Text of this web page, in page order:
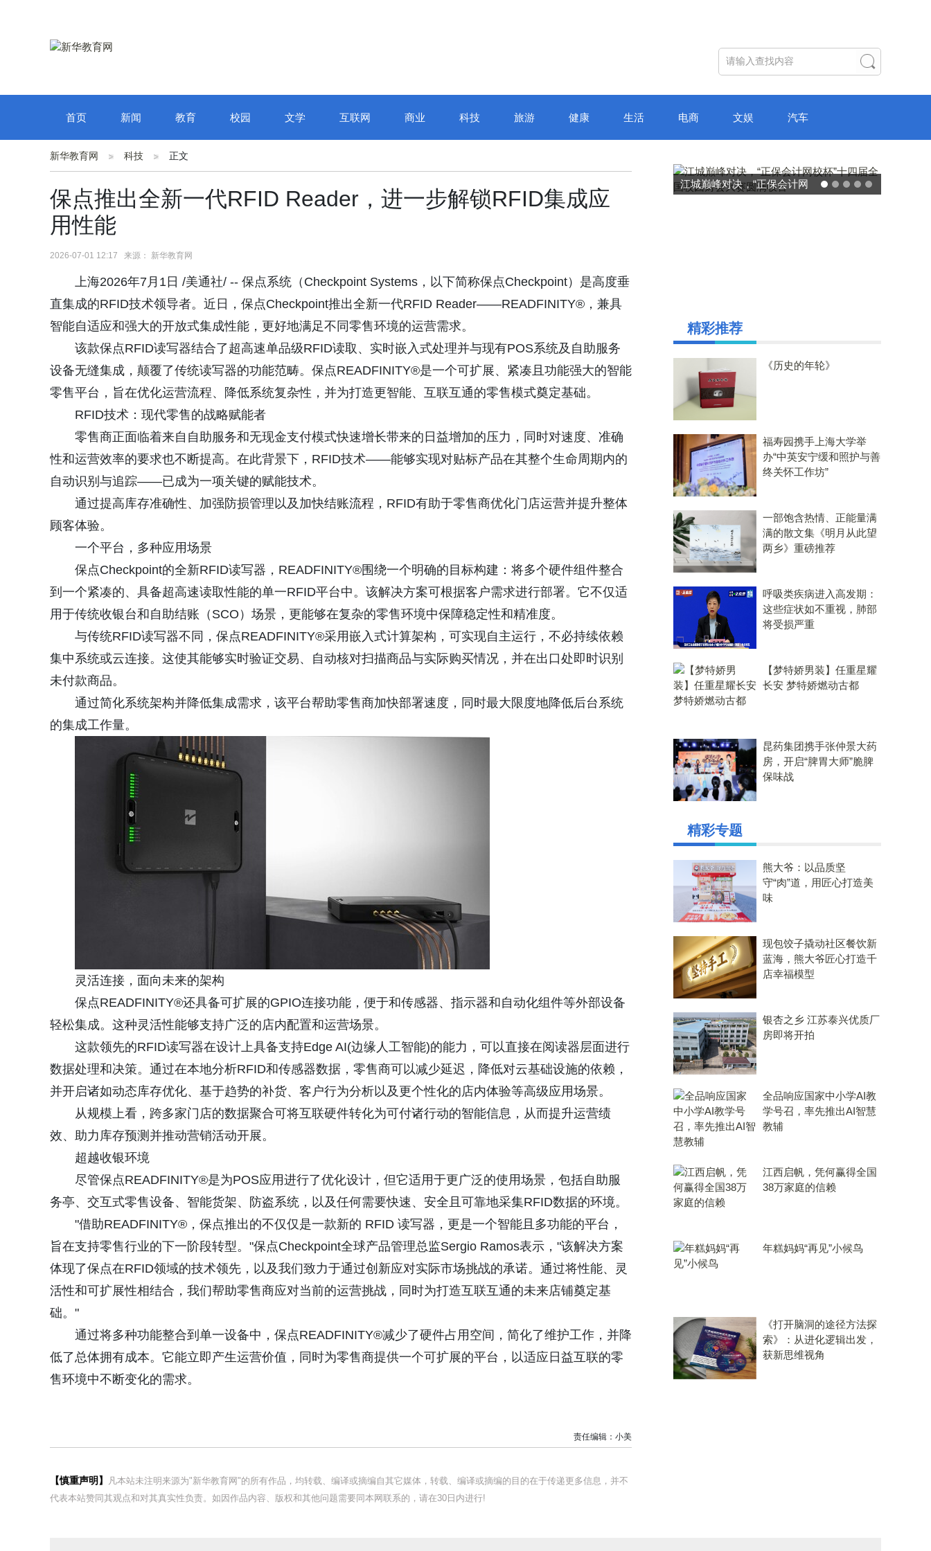
首页 新闻 教育 校园 文学 互联网 商业 科技 旅游 健康 生活 电商 文娱 汽车
新华教育网 科技 正文
保点推出全新一代RFID Reader，进一步解锁RFID集成应
用性能
2026-07-01 12:17 来源： 新华教育网
上海2026年7月1日 /美通社/ -- 保点系统（Checkpoint Systems，以下简称保点Checkpoint）是高度垂
直集成的RFID技术领导者。近日，保点Checkpoint推出全新一代RFID Reader——READFINITY®，兼具
智能自适应和强大的开放式集成性能，更好地满足不同零售环境的运营需求。
该款保点RFID读写器结合了超高速单品级RFID读取、实时嵌入式处理并与现有POS系统及自助服务
设备无缝集成，颠覆了传统读写器的功能范畴。保点READFINITY®是一个可扩展、紧凑且功能强大的智能
零售平台，旨在优化运营流程、降低系统复杂性，并为打造更智能、互联互通的零售模式奠定基础。
RFID技术：现代零售的战略赋能者
零售商正面临着来自自助服务和无现金支付模式快速增长带来的日益增加的压力，同时对速度、准确
性和运营效率的要求也不断提高。在此背景下，RFID技术——能够实现对贴标产品在其整个生命周期内的
自动识别与追踪——已成为一项关键的赋能技术。
通过提高库存准确性、加强防损管理以及加快结账流程，RFID有助于零售商优化门店运营并提升整体
顾客体验。
一个平台，多种应用场景
保点Checkpoint的全新RFID读写器，READFINITY®围绕一个明确的目标构建：将多个硬件组件整合
到一个紧凑的、具备超高速读取性能的单一RFID平台中。该解决方案可根据客户需求进行部署。它不仅适
用于传统收银台和自助结账（SCO）场景，更能够在复杂的零售环境中保障稳定性和精准度。
与传统RFID读写器不同，保点READFINITY®采用嵌入式计算架构，可实现自主运行，不必持续依赖
集中系统或云连接。这使其能够实时验证交易、自动核对扫描商品与实际购买情况，并在出口处即时识别
未付款商品。
通过简化系统架构并降低集成需求，该平台帮助零售商加快部署速度，同时最大限度地降低后台系统
的集成工作量。
灵活连接，面向未来的架构
保点READFINITY®还具备可扩展的GPIO连接功能，便于和传感器、指示器和自动化组件等外部设备
轻松集成。这种灵活性能够支持广泛的店内配置和运营场景。
这款领先的RFID读写器在设计上具备支持Edge AI(边缘人工智能)的能力，可以直接在阅读器层面进行
数据处理和决策。通过在本地分析RFID和传感器数据，零售商可以减少延迟，降低对云基础设施的依赖，
并开启诸如动态库存优化、基于趋势的补货、客户行为分析以及更个性化的店内体验等高级应用场景。
从规模上看，跨多家门店的数据聚合可将互联硬件转化为可付诸行动的智能信息，从而提升运营绩
效、助力库存预测并推动营销活动开展。
超越收银环境
尽管保点READFINITY®是为POS应用进行了优化设计，但它适用于更广泛的使用场景，包括自助服
务亭、交互式零售设备、智能货架、防盗系统，以及任何需要快速、安全且可靠地采集RFID数据的环境。
"借助READFINITY®，保点推出的不仅仅是一款新的 RFID 读写器，更是一个智能且多功能的平台，
旨在支持零售行业的下一阶段转型。"保点Checkpoint全球产品管理总监Sergio Ramos表示，"该解决方案
体现了保点在RFID领域的技术领先，以及我们致力于通过创新应对实际市场挑战的承诺。通过将性能、灵
活性和可扩展性相结合，我们帮助零售商应对当前的运营挑战，同时为打造互联互通的未来店铺奠定基
础。"
通过将多种功能整合到单一设备中，保点READFINITY®减少了硬件占用空间，简化了维护工作，并降
低了总体拥有成本。它能立即产生运营价值，同时为零售商提供一个可扩展的平台，以适应日益互联的零
售环境中不断变化的需求。
责任编辑：小美
【慎重声明】
凡本站未注明来源为"新华教育网"的所有作品，均转载、编译或摘编自其它媒体，转载、编译或摘编的目的在于传递更多信息，并不
代表本站赞同其观点和对其真实性负责。如因作品内容、版权和其他问题需要同本网联系的，请在30日内进行!
江城巅峰对决，“正保会计网
精彩推荐
《历史的年轮》
福寿园携手上海大学举
办“中英安宁缓和照护与善
终关怀工作坊”
一部饱含热情、正能量满
满的散文集《明月从此望
两乡》重磅推荐
呼吸类疾病进入高发期：
这些症状如不重视，肺部
将受损严重
【梦特娇男装】任重星耀
长安 梦特娇燃动古都
昆药集团携手张仲景大药
房，开启“脾胃大师”脆脾
保味战
精彩专题
熊大爷：以品质坚
守“肉”道，用匠心打造美
味
现包饺子撬动社区餐饮新
蓝海，熊大爷匠心打造千
店幸福模型
银杏之乡 江苏泰兴优质厂
房即将开拍
全品响应国家中小学AI教
学号召，率先推出AI智慧
教辅
江西启帆，凭何赢得全国
38万家庭的信赖
年糕妈妈“再见”小候鸟
《打开脑洞的途径方法探
索》：从进化逻辑出发，
获新思维视角